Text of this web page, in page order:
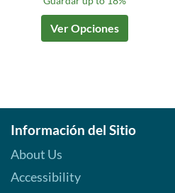
Ver Opciones
Información del Sitio
About Us
Accessibility